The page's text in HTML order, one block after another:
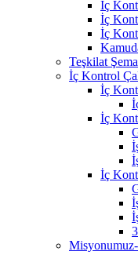
İç
İç
İç
Teşkilat
İç Kontrol
İç
İç
İç